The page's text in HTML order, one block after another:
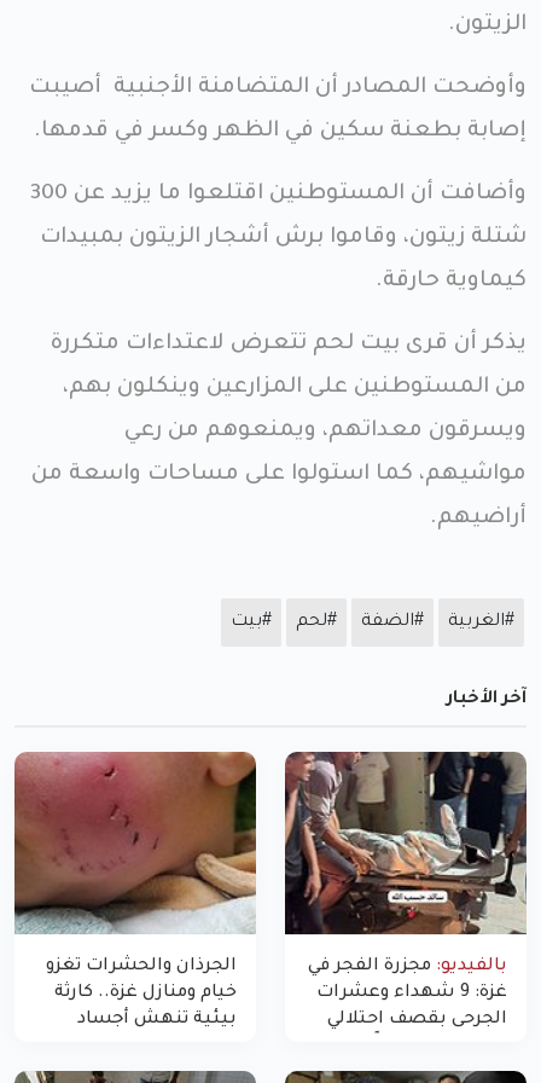
الزيتون.
وأوضحت المصادر أن المتضامنة الأجنبية أصيبت
إصابة بطعنة سكين في الظهر وكسر في قدمها.
وأضافت أن المستوطنين اقتلعوا ما يزيد عن 300
شتلة زيتون، وقاموا برش أشجار الزيتون بمبيدات
كيماوية حارقة.
يذكر أن قرى بيت لحم تتعرض لاعتداءات متكررة
من المستوطنين على المزارعين وينكلون بهم،
ويسرقون معداتهم، ويمنعوهم من رعي
مواشيهم، كما استولوا على مساحات واسعة من
أراضيهم.
#الغربية #الضفة #لحم #بيت
آخر الأخبار
بالفيديو: مجزرة الفجر في
غزة: 9 شهداء وعشرات
الجرحى بقصف احتلالي
الجرذان والحشرات تغزو
خيام ومنازل غزة.. كارثة
بيئية تنهش أجساد